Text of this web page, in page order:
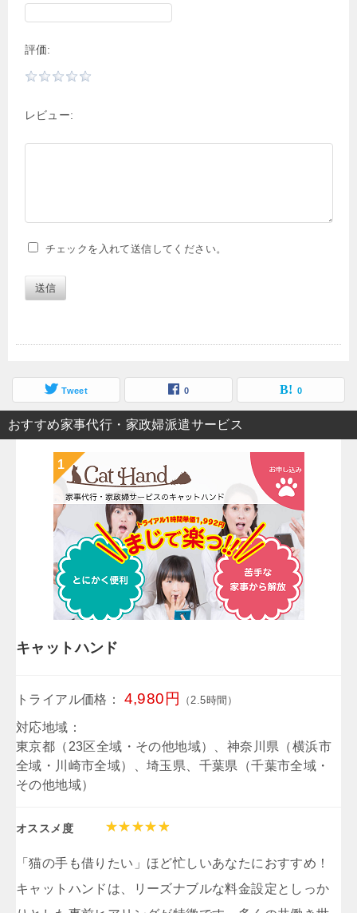
評価:
レビュー:
チェックを入れて送信してください。
送信
Tweet 0 0
おすすめ家事代行・家政婦派遣サービス
キャットハンド
トライアル価格： 4,980円 （2.5時間）
対応地域：
東京都（23区全域・その他地域）、神奈川県（横浜市
全域・川崎市全域）、埼玉県、千葉県（千葉市全域・
その他地域）
オススメ度
「猫の手も借りたい」ほど忙しいあなたにおすすめ！
キャットハンドは、リーズナブルな料金設定としっか